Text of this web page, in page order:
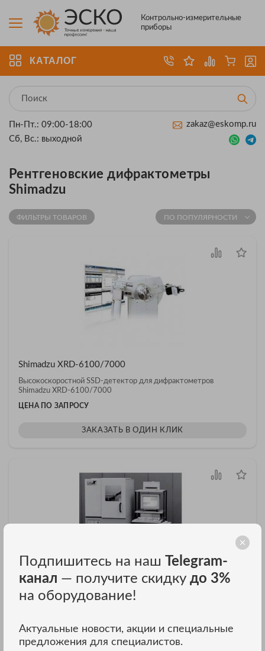
Контрольно-измерительные
приборы
КАТАЛОГ
Пн-Пт.: 09:00-18:00
Сб, Вс.: выходной
zakaz@eskomp.ru
Рентгеновские дифрактометры
Shimadzu
ФИЛЬТРЫ ТОВАРОВ ПО ПОПУЛЯРНОСТИ
Shimadzu XRD-6100/7000
Высокоскоростной SSD-детектор для дифрактометров
Shimadzu XRD-6100/7000
ЦЕНА ПО ЗАПРОСУ
ЗАКАЗАТЬ В ОДИН КЛИК
Рентгеновский дифрактометр Shimadzu XRD - 6100
Рентгеновский дифрактометр
ЗАКАЗАТЬ В ОДИН КЛИК
Подпишитесь на наш Telegram-
канал — получите скидку до 3%
на оборудование!
Актуальные новости, акции и специальные
предложения для специалистов.